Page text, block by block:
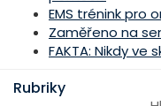
EMS trénink pro
Zaměřeno na
FAKTA: Nikdy ve
Rubriky